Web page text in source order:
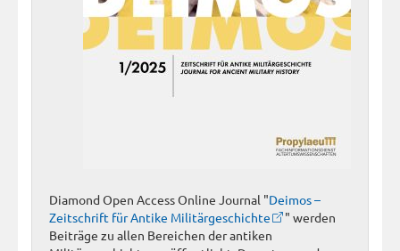
Diamond Open Access Online Journal "Deimos –
Zeitschrift für Antike Militärgeschichte
" werden
Beiträge zu allen Bereichen der antiken